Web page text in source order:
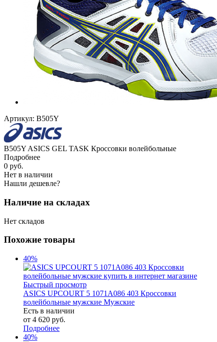
Артикул: B505Y
B505Y ASICS GEL TASK Кроссовки волейбольные
Подробнее
0 руб.
Нет в наличии
Нашли дешевле?
Наличие на складах
Нет складов
Похожие товары
40%
Быстрый просмотр
ASICS UPCOURT 5 1071A086 403 Кроссовки
волейбольные мужские Мужские
Есть в наличии
от 4 620 руб.
Подробнее
40%